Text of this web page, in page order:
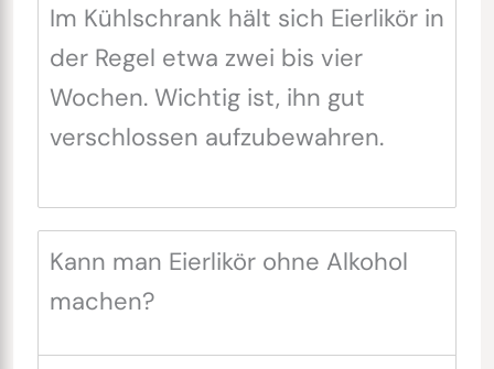
Im Kühlschrank hält sich Eierlikör in
der Regel etwa zwei bis vier
Wochen. Wichtig ist, ihn gut
verschlossen aufzubewahren.
Kann man Eierlikör ohne Alkohol
machen?